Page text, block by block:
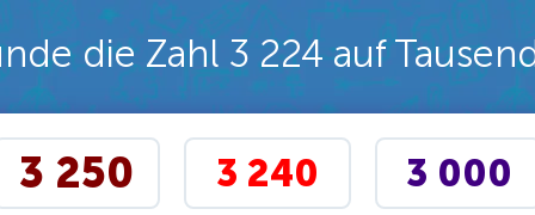
die Zahl 3 224 auf
3 250 3 240 3 000